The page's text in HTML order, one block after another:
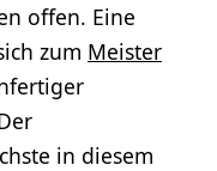
offen. Eine
zum Meister
in diesem